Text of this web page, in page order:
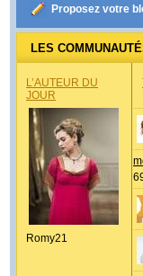
Proposez votre
LES
L’AUTEUR DU
JOUR
Romy21